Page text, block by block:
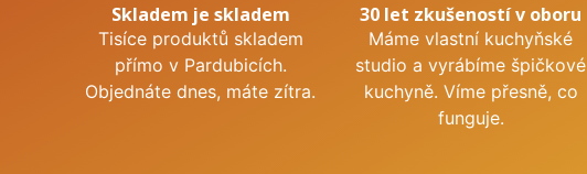
Skladem je skladem
Tisíce produktů skladem
přímo v Pardubicích.
Objednáte dnes, máte zítra.
30 let zkušeností v oboru
Máme vlastní kuchyňské
studio a vyrábíme špičkové
kuchyně. Víme přesně, co
funguje.